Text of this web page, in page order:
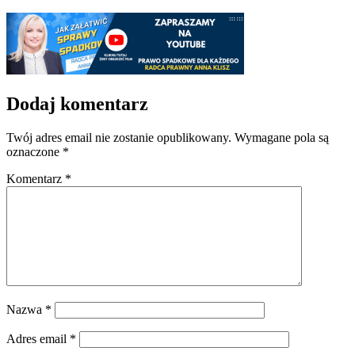
Dodaj komentarz
Twój adres email nie zostanie opublikowany. Wymagane pola są
oznaczone *
Komentarz *
Nazwa *
Adres email *